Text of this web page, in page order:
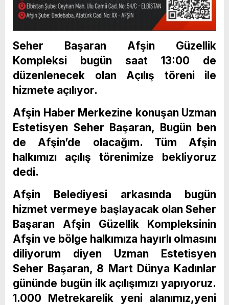
Seher Başaran Afşin Güzellik
Kompleksi bugün saat 13:00 de
düzenlenecek olan Açılış töreni ile
hizmete açılıyor.
Afşin Haber Merkezine konuşan Uzman
Estetisyen Seher Başaran, Bugün ben
de Afşin’de olacağım. Tüm Afşin
halkımızı açılış törenimize bekliyoruz
dedi.
Afşin Belediyesi arkasında bugün
hizmet vermeye başlayacak olan Seher
Başaran Afşin Güzellik Kompleksinin
Afşin ve bölge halkımıza hayırlı olmasını
diliyorum diyen Uzman Estetisyen
Seher Başaran, 8 Mart Dünya Kadınlar
gününde bugün ilk açılışımızı yapıyoruz.
1.000 Metrekarelik yeni alanımız,yeni